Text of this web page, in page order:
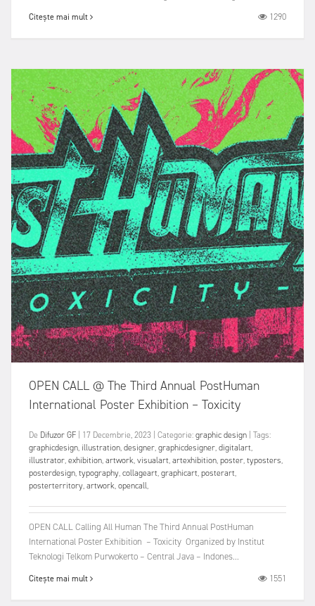
Citește mai mult 1290
OPEN CALL @ The Third Annual PostHuman
International Poster Exhibition – Toxicity
De Difuzor GF 17 Decembrie, 2023 Categorie:graphic design Tags:
graphicdesign, illustration,designer,graphicdesigner,digitalart,
illustrator,exhibition,artwork,visualart,artexhibition,poster,typosters,
posterdesign,typography,collageart,graphicart,posterart,
posterterritory,artwork,opencall,
OPEN CALL Calling All Human The Third Annual PostHuman
International Poster Exhibition – Toxicity Organized by Institut
Teknologi Telkom Purwokerto – Central Java – Indones...
Citește mai mult 1551